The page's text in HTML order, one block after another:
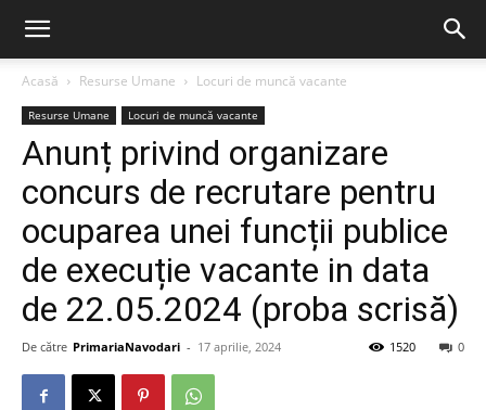
Acasă Resurse Umane Locuri de muncă vacante
Resurse Umane Locuri de muncă vacante
Anunț privind organizare
concurs de recrutare pentru
ocuparea unei funcții publice
de execuție vacante in data
de 22.05.2024 (proba scrisă)
De către PrimariaNavodari - 17 aprilie, 2024 0
1520